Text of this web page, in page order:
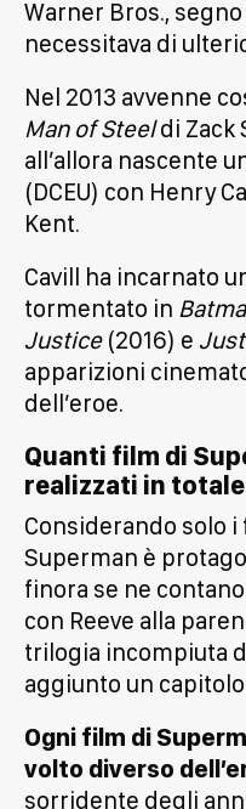
Warner Bros.,
necessitava di
Nel 2013 avvenne
Man of Steeldi Zack
all’allora nascente
(DCEU) con Henry
Kent.
Cavill ha incarnato
tormentato in
Justice(2016) e
apparizioni
dell’eroe.
Quanti film di
realizzati in
Considerando solo
Superman è
finora se ne
con Reeve alla
trilogia incompiuta
aggiunto un
Ogni film di
volto diverso
sorridente degli